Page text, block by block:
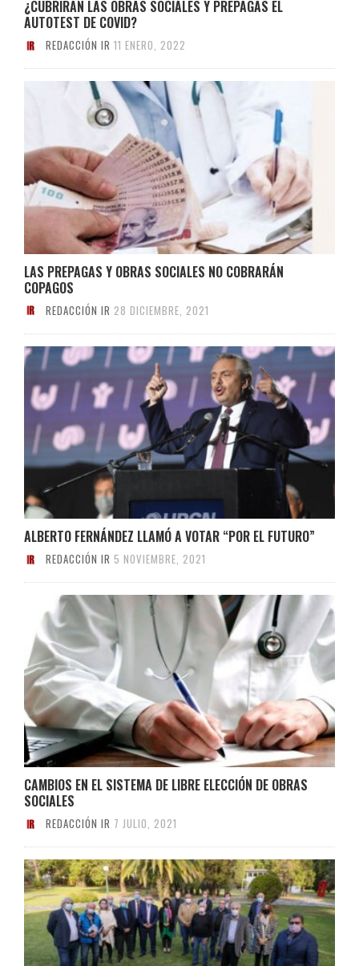
¿CUBRIRÁN LAS OBRAS SOCIALES Y PREPAGAS EL
AUTOTEST DE COVID?
REDACCIÓN IR 11 ENERO, 2022
LAS PREPAGAS Y OBRAS SOCIALES NO COBRARÁN
COPAGOS
REDACCIÓN IR 28 DICIEMBRE, 2021
ALBERTO FERNÁNDEZ LLAMÓ A VOTAR “POR EL FUTURO”
REDACCIÓN IR 5 NOVIEMBRE, 2021
CAMBIOS EN EL SISTEMA DE LIBRE ELECCIÓN DE OBRAS
SOCIALES
REDACCIÓN IR 7 JULIO, 2021